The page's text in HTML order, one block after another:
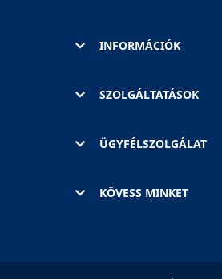
INFORMÁCIÓK
SZOLGÁLTATÁSOK
ÜGYFÉLSZOLGÁLAT
KÖVESS MINKET